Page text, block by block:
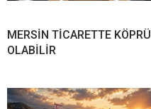
MERSİN TİCARETTE KÖPRÜ
OLABİLİR